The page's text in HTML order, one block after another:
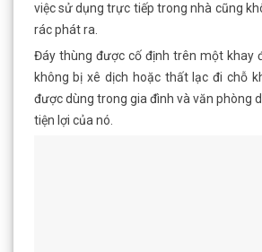
việc sử dụng trực tiếp trong nhà cũng
rác phát ra.
Đáy thùng được cố định trên một khay
không bị xê dịch hoặc thất lạc đi chỗ
được dùng trong gia đình và văn phòng
tiện lợi của nó.